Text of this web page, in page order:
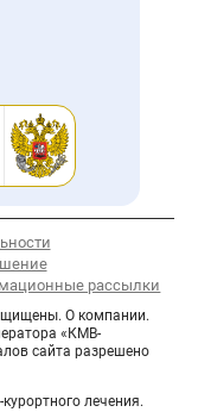
рассылки
О компании.
«КМВ-
сайта разрешено
лечения.